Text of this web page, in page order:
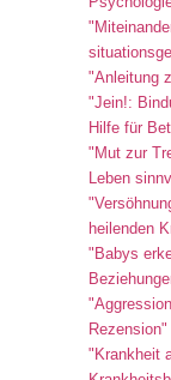
"Anleitung
"Jein!:
Hilfe für
"Mut zur
Leben
heilenden
"Babys
Rezension"
"Krankheit